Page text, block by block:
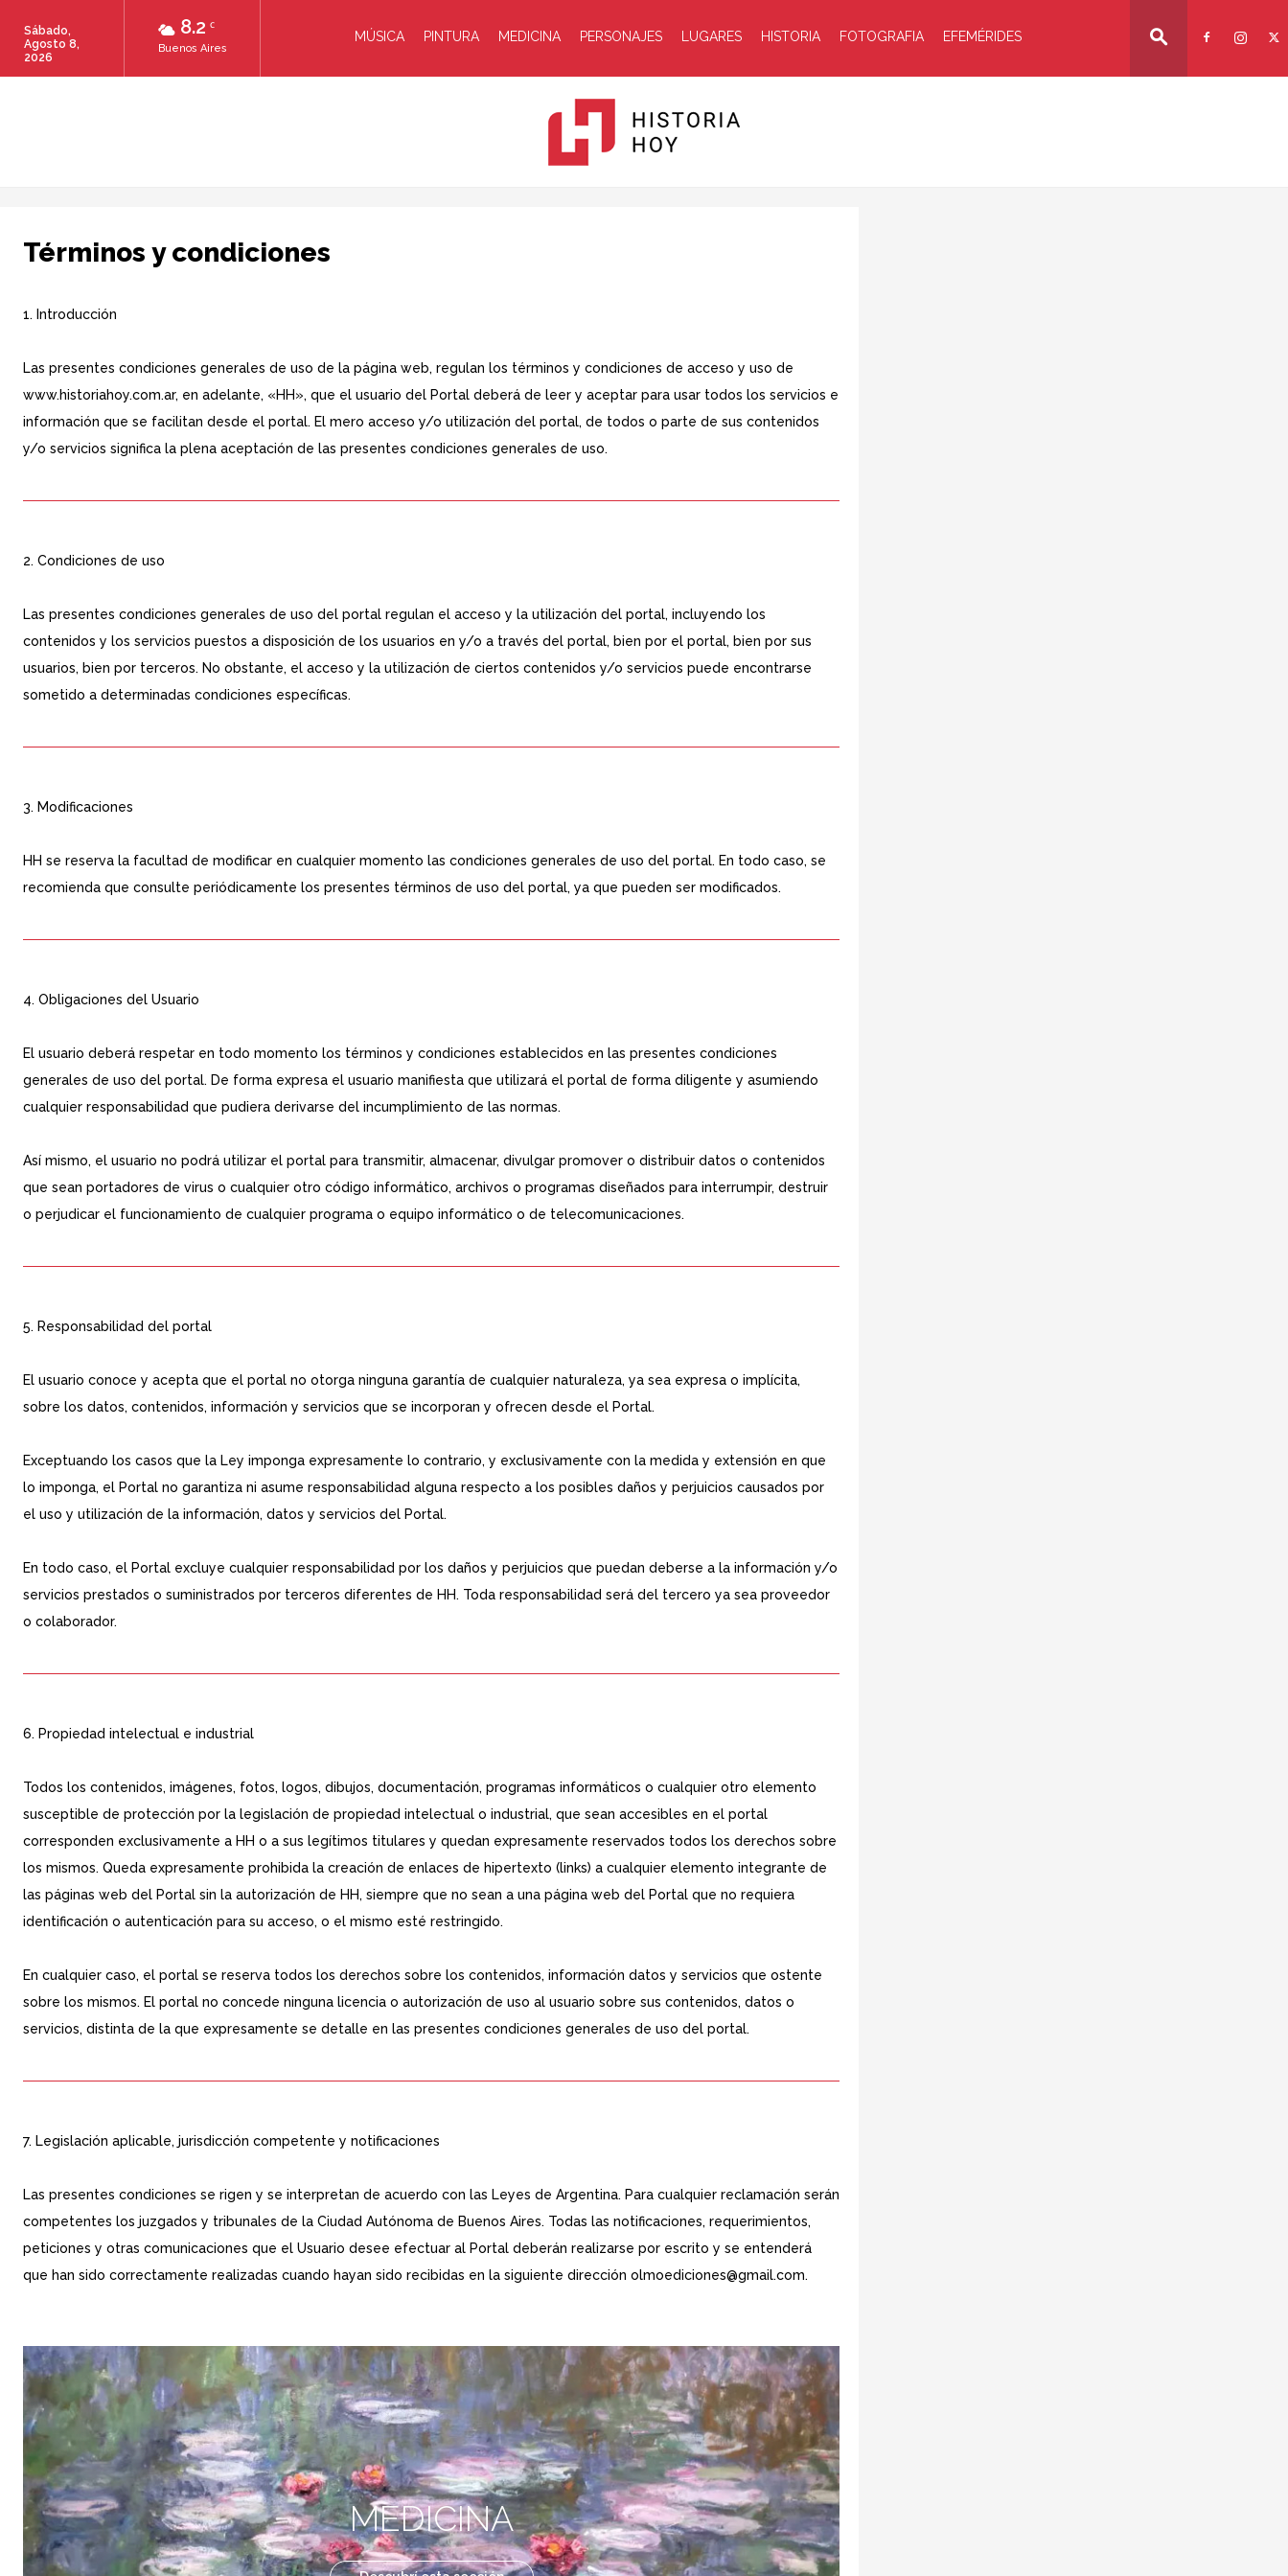
8.2 C
Buenos Aires
Sábado,
Agosto 8,
2026
MÚSICA PINTURA MEDICINA PERSONAJES LUGARES HISTORIA FOTOGRAFIA EFEMÉRIDES
Hoy
Términos y condiciones
1. Introducción
Las presentes condiciones generales de uso de la página web, regulan los términos y condiciones de acceso y uso de
www.historiahoy.com.ar, en adelante, «HH», que el usuario del Portal deberá de leer y aceptar para usar todos los servicios e
información que se facilitan desde el portal. El mero acceso y/o utilización del portal, de todos o parte de sus contenidos
y/o servicios significa la plena aceptación de las presentes condiciones generales de uso.
2. Condiciones de uso
Las presentes condiciones generales de uso del portal regulan el acceso y la utilización del portal, incluyendo los
contenidos y los servicios puestos a disposición de los usuarios en y/o a través del portal, bien por el portal, bien por sus
usuarios, bien por terceros. No obstante, el acceso y la utilización de ciertos contenidos y/o servicios puede encontrarse
sometido a determinadas condiciones específicas.
3. Modificaciones
HH se reserva la facultad de modificar en cualquier momento las condiciones generales de uso del portal. En todo caso, se
recomienda que consulte periódicamente los presentes términos de uso del portal, ya que pueden ser modificados.
4. Obligaciones del Usuario
El usuario deberá respetar en todo momento los términos y condiciones establecidos en las presentes condiciones
generales de uso del portal. De forma expresa el usuario manifiesta que utilizará el portal de forma diligente y asumiendo
cualquier responsabilidad que pudiera derivarse del incumplimiento de las normas.
Así mismo, el usuario no podrá utilizar el portal para transmitir, almacenar, divulgar promover o distribuir datos o contenidos
que sean portadores de virus o cualquier otro código informático, archivos o programas diseñados para interrumpir, destruir
o perjudicar el funcionamiento de cualquier programa o equipo informático o de telecomunicaciones.
5. Responsabilidad del portal
El usuario conoce y acepta que el portal no otorga ninguna garantía de cualquier naturaleza, ya sea expresa o implícita,
sobre los datos, contenidos, información y servicios que se incorporan y ofrecen desde el Portal.
Exceptuando los casos que la Ley imponga expresamente lo contrario, y exclusivamente con la medida y extensión en que
lo imponga, el Portal no garantiza ni asume responsabilidad alguna respecto a los posibles daños y perjuicios causados por
el uso y utilización de la información, datos y servicios del Portal.
En todo caso, el Portal excluye cualquier responsabilidad por los daños y perjuicios que puedan deberse a la información y/o
servicios prestados o suministrados por terceros diferentes de HH. Toda responsabilidad será del tercero ya sea proveedor
o colaborador.
6. Propiedad intelectual e industrial
Todos los contenidos, imágenes, fotos, logos, dibujos, documentación, programas informáticos o cualquier otro elemento
susceptible de protección por la legislación de propiedad intelectual o industrial, que sean accesibles en el portal
corresponden exclusivamente a HH o a sus legítimos titulares y quedan expresamente reservados todos los derechos sobre
los mismos. Queda expresamente prohibida la creación de enlaces de hipertexto (links) a cualquier elemento integrante de
las páginas web del Portal sin la autorización de HH, siempre que no sean a una página web del Portal que no requiera
identificación o autenticación para su acceso, o el mismo esté restringido.
En cualquier caso, el portal se reserva todos los derechos sobre los contenidos, información datos y servicios que ostente
sobre los mismos. El portal no concede ninguna licencia o autorización de uso al usuario sobre sus contenidos, datos o
servicios, distinta de la que expresamente se detalle en las presentes condiciones generales de uso del portal.
7. Legislación aplicable, jurisdicción competente y notificaciones
Las presentes condiciones se rigen y se interpretan de acuerdo con las Leyes de Argentina. Para cualquier reclamación serán
competentes los juzgados y tribunales de la Ciudad Autónoma de Buenos Aires. Todas las notificaciones, requerimientos,
peticiones y otras comunicaciones que el Usuario desee efectuar al Portal deberán realizarse por escrito y se entenderá
que han sido correctamente realizadas cuando hayan sido recibidas en la siguiente dirección olmoediciones@gmail.com.
MEDICINA